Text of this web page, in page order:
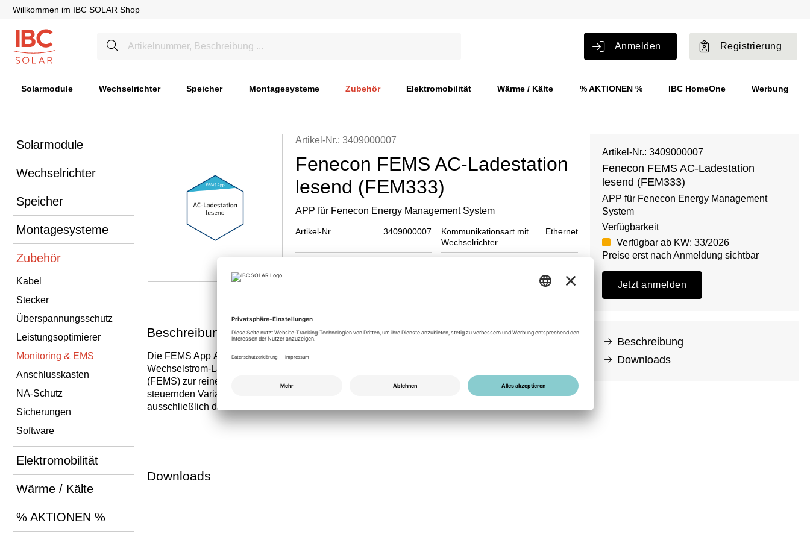
Willkommen im IBC SOLAR Shop
Anmelden Registrierung
Solarmodule Wechselrichter Speicher Montagesysteme Zubehör Elektromobilität Wärme / Kälte % AKTIONEN % IBC HomeOne Werbung
Solarmodule
Wechselrichter
Speicher
Montagesysteme
Zubehör
Kabel
Stecker
Überspannungsschutz
Leistungsoptimierer
Monitoring & EMS
Anschlusskasten
NA-Schutz
Sicherungen
Software
Elektromobilität
Wärme / Kälte
% AKTIONEN %
Artikel-Nr.: 3409000007
Fenecon FEMS AC-Ladestation
lesend (FEM333)
APP für Fenecon Energy Management System
Artikel-Nr. 3409000007
Kommunikationsart mit
Wechselrichter
Ethernet
Beschreibung
Die FEMS App AC-Ladestation lesend (FEM333) ermöglicht die Einbindung von
Wechselstrom-Ladestationen (AC) in das Fenecon Energy Management System
(FEMS) zur reinen Datenerfassung und Visualisierung. Im Gegensatz zur
steuernden Variante (FEM331) erfolgt hier keine aktive Steuerung, sondern
ausschließlich das Auslesen von Betriebsdaten.
Downloads
Artikel-Nr.: 3409000007
Fenecon FEMS AC-Ladestation
lesend (FEM333)
APP für Fenecon Energy Management
System
Verfügbarkeit
Verfügbar ab KW: 33/2026
Preise erst nach Anmeldung sichtbar
Jetzt anmelden
Beschreibung
Downloads